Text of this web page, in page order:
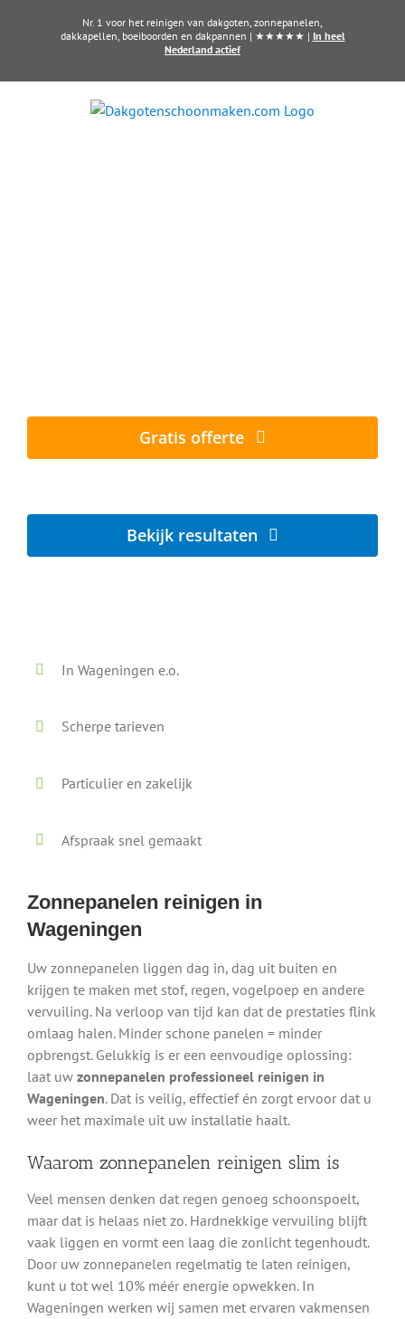
Nr. 1 voor het reinigen van dakgoten, zonnepanelen,
dakkapellen, boeiboorden en dakpannen | ★★★★★ | In heel
Nederland actief
Gratis offerte
Bekijk resultaten
In Wageningen e.o.
Scherpe tarieven
Particulier en zakelijk
Afspraak snel gemaakt
Zonnepanelen reinigen in
Wageningen
Uw zonnepanelen liggen dag in, dag uit buiten en
krijgen te maken met stof, regen, vogelpoep en andere
vervuiling. Na verloop van tijd kan dat de prestaties flink
omlaag halen. Minder schone panelen = minder
opbrengst. Gelukkig is er een eenvoudige oplossing:
laat uw zonnepanelen professioneel reinigen in
Wageningen. Dat is veilig, effectief én zorgt ervoor dat u
weer het maximale uit uw installatie haalt.
Waarom zonnepanelen reinigen slim is
Veel mensen denken dat regen genoeg schoonspoelt,
maar dat is helaas niet zo. Hardnekkige vervuiling blijft
vaak liggen en vormt een laag die zonlicht tegenhoudt.
Door uw zonnepanelen regelmatig te laten reinigen,
kunt u tot wel 10% méér energie opwekken. In
Wageningen werken wij samen met ervaren vakmensen